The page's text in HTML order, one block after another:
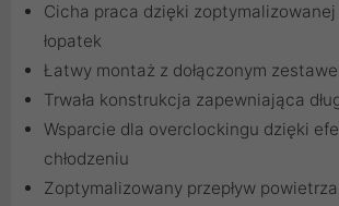
Cicha praca dzięki
łopatek
Łatwy montaż z dołączonym
Trwała konstrukcja zapewniająca
Wsparcie dla overclockingu dzięki
chłodzeniu
Zoptymalizowany przepływ